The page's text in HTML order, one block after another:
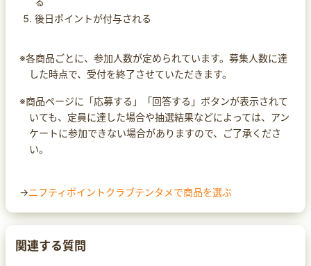
後日ポイントが付与される
※各商品ごとに、参加人数が定められています。募集人数に達
した時点で、受付を終了させていただきます。
※商品ページに「応募する」「回答する」ボタンが表示されて
いても、定員に達した場合や抽選結果などによっては、アン
ケートに参加できない場合がありますので、ご了承くださ
い。
→ニフティポイントクラブテンタメで商品を選ぶ
関連する質問